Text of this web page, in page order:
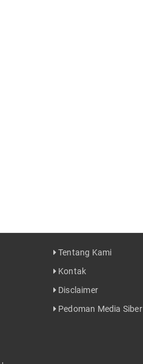
Tentang Kami
Kontak
Disclaimer
Pedoman Media Siber